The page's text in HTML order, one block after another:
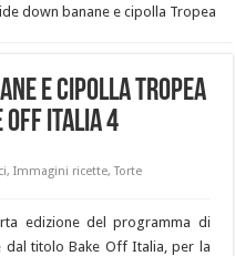
down banane e cipolla Tropea
e cipolla Tropea
Off Italia 4
,Immagini ricette,Torte
edizione del programma di
dal titolo Bake Off Italia, per la